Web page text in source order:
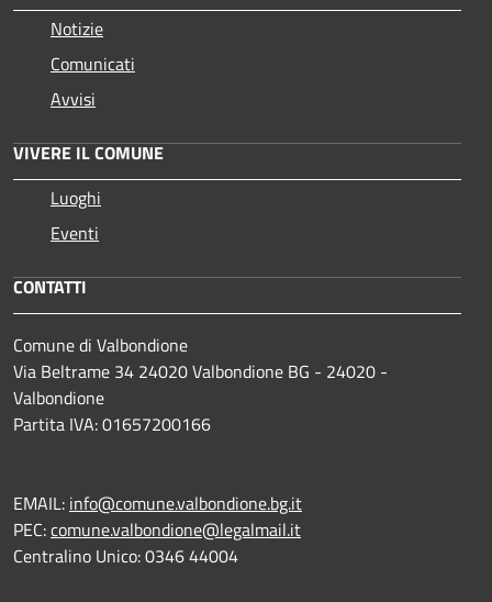
Notizie
Comunicati
Avvisi
VIVERE IL COMUNE
Luoghi
Eventi
CONTATTI
Comune di Valbondione
Via Beltrame 34 24020 Valbondione BG - 24020 -
Valbondione
Partita IVA: 01657200166
EMAIL: info@comune.valbondione.bg.it
PEC:comune.valbondione@legalmail.it
Centralino Unico: 0346 44004